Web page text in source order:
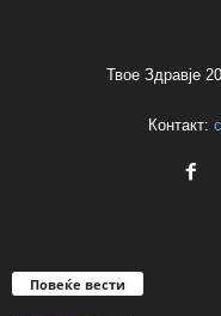
Твое Здравје
Контакт:
Повеќе вести